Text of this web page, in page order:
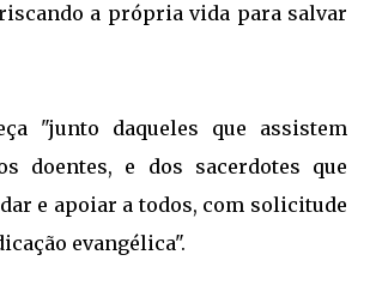
a própria vida para salvar
"junto daqueles que assistem
doentes, e dos sacerdotes que
e apoiar a todos, com solicitude
evangélica".